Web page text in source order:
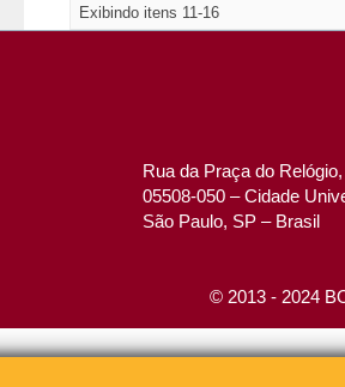
Exibindo itens 11-16
Rua da Praça do
05508-050 – Cidade
São Paulo, SP – Brasil
© 2013 - 2024